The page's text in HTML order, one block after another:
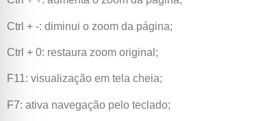
Ctrl + -: diminui o zoom da página;
Ctrl + 0: restaura zoom original;
F11: visualização em tela cheia;
F7: ativa navegação pelo teclado;